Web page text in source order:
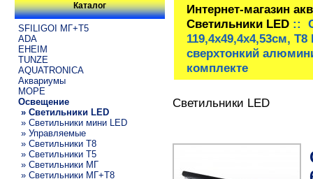
Каталог
SFILIGOI МГ+Т5
ADA
EHEIM
TUNZE
AQUATRONICA
Аквариумы
МОРЕ
Освещение
» Светильники LED
» Светильники мини LED
» Управляемые
» Светильники T8
» Светильники T5
» Светильники МГ
» Светильники МГ+T8
Интернет-магазин
Светильники LED::
119,4х49,4х4,53см,
сверхтонкий
комплекте
Светильники LED